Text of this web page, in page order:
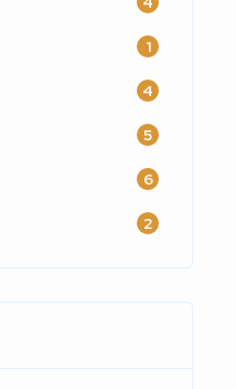
1
4
5
6
2